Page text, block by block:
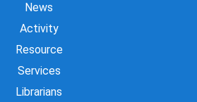
News
Activity
Resource
Services
Librarians